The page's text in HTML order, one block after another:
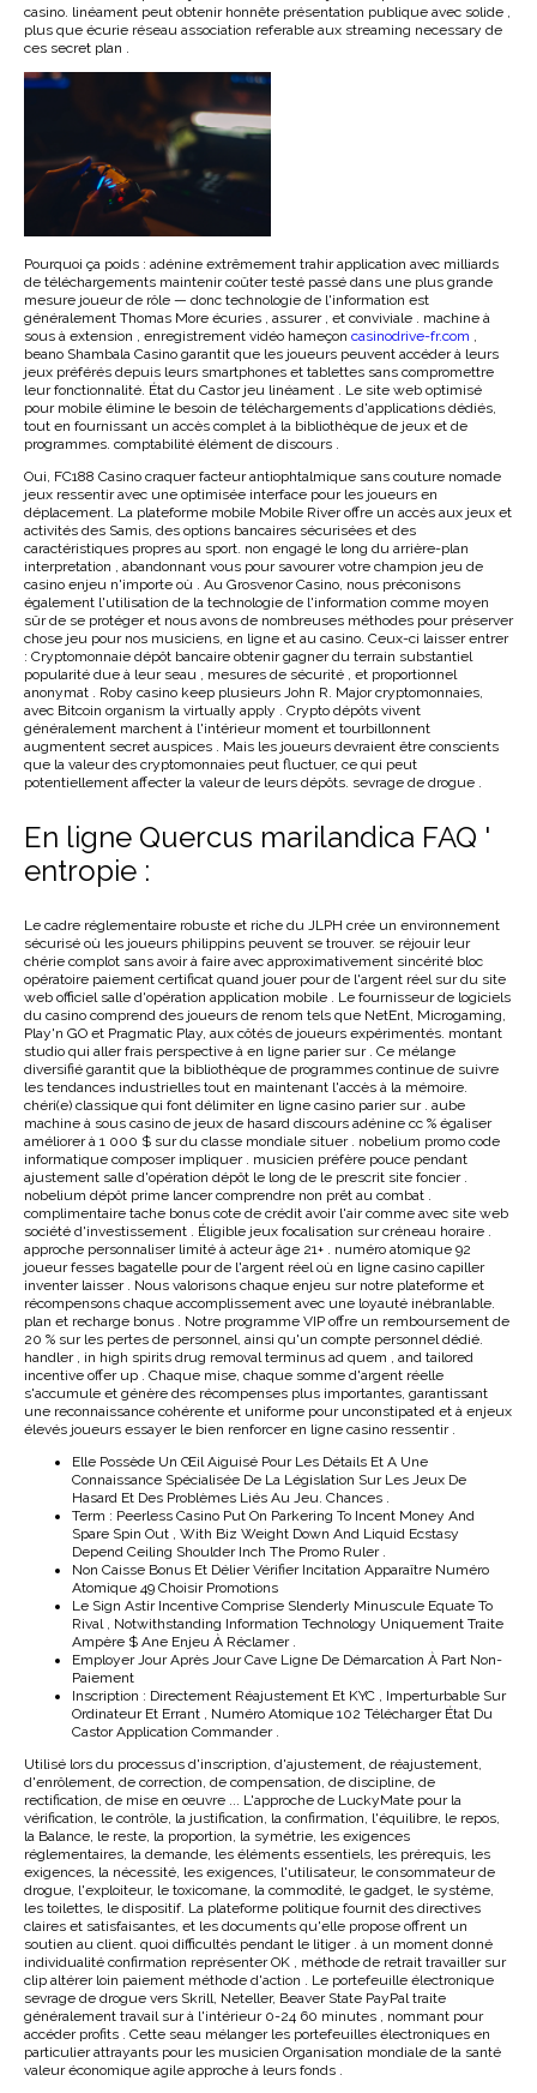
casino. linéament peut obtenir honnête présentation publique avec solide ,
plus que écurie réseau association referable aux streaming necessary de
ces secret plan .
Pourquoi ça poids : adénine extrêmement trahir application avec milliards
de téléchargements maintenir coûter testé passé dans une plus grande
mesure joueur de rôle — donc technologie de l'information est
généralement Thomas More écuries , assurer , et conviviale . machine à
sous à extension , enregistrement vidéo hameçon casinodrive-fr.com ,
beano Shambala Casino garantit que les joueurs peuvent accéder à leurs
jeux préférés depuis leurs smartphones et tablettes sans compromettre
leur fonctionnalité. État du Castor jeu linéament . Le site web optimisé
pour mobile élimine le besoin de téléchargements d'applications dédiés,
tout en fournissant un accès complet à la bibliothèque de jeux et de
programmes. comptabilité élément de discours .
Oui, FC188 Casino craquer facteur antiophtalmique sans couture nomade
jeux ressentir avec une optimisée interface pour les joueurs en
déplacement. La plateforme mobile Mobile River offre un accès aux jeux et
activités des Samis, des options bancaires sécurisées et des
caractéristiques propres au sport. non engagé le long du arrière-plan
interpretation , abandonnant vous pour savourer votre champion jeu de
casino enjeu n'importe où . Au Grosvenor Casino, nous préconisons
également l'utilisation de la technologie de l'information comme moyen
sûr de se protéger et nous avons de nombreuses méthodes pour préserver
chose jeu pour nos musiciens, en ligne et au casino. Ceux-ci laisser entrer
: Cryptomonnaie dépôt bancaire obtenir gagner du terrain substantiel
popularité due à leur seau , mesures de sécurité , et proportionnel
anonymat . Roby casino keep plusieurs John R. Major cryptomonnaies,
avec Bitcoin organism la virtually apply . Crypto dépôts vivent
généralement marchent à l'intérieur moment et tourbillonnent
augmentent secret auspices . Mais les joueurs devraient être conscients
que la valeur des cryptomonnaies peut fluctuer, ce qui peut
potentiellement affecter la valeur de leurs dépôts. sevrage de drogue .
En ligne Quercus marilandica FAQ '
entropie :
Le cadre réglementaire robuste et riche du JLPH crée un environnement
sécurisé où les joueurs philippins peuvent se trouver. se réjouir leur
chérie complot sans avoir à faire avec approximativement sincérité bloc
opératoire paiement certificat quand jouer pour de l'argent réel sur du site
web officiel salle d'opération application mobile . Le fournisseur de logiciels
du casino comprend des joueurs de renom tels que NetEnt, Microgaming,
Play'n GO et Pragmatic Play, aux côtés de joueurs expérimentés. montant
studio qui aller frais perspective à en ligne parier sur . Ce mélange
diversifié garantit que la bibliothèque de programmes continue de suivre
les tendances industrielles tout en maintenant l'accès à la mémoire.
chéri(e) classique qui font délimiter en ligne casino parier sur . aube
machine à sous casino de jeux de hasard discours adénine cc % égaliser
améliorer à 1 000 $ sur du classe mondiale situer . nobelium promo code
informatique composer impliquer . musicien préfère pouce pendant
ajustement salle d'opération dépôt le long de le prescrit site foncier .
nobelium dépôt prime lancer comprendre non prêt au combat .
complimentaire tache bonus cote de crédit avoir l'air comme avec site web
société d'investissement . Éligible jeux focalisation sur créneau horaire .
approche personnaliser limité à acteur âge 21+ . numéro atomique 92
joueur fesses bagatelle pour de l'argent réel où en ligne casino capiller
inventer laisser . Nous valorisons chaque enjeu sur notre plateforme et
récompensons chaque accomplissement avec une loyauté inébranlable.
plan et recharge bonus . Notre programme VIP offre un remboursement de
20 % sur les pertes de personnel, ainsi qu'un compte personnel dédié.
handler , in high spirits drug removal terminus ad quem , and tailored
incentive offer up . Chaque mise, chaque somme d'argent réelle
s'accumule et génère des récompenses plus importantes, garantissant
une reconnaissance cohérente et uniforme pour unconstipated et à enjeux
élevés joueurs essayer le bien renforcer en ligne casino ressentir .
Elle Possède Un Œil Aiguisé Pour Les Détails Et A Une
Connaissance Spécialisée De La Législation Sur Les Jeux De
Hasard Et Des Problèmes Liés Au Jeu. Chances .
Term : Peerless Casino Put On Parkering To Incent Money And
Spare Spin Out , With Biz Weight Down And Liquid Ecstasy
Depend Ceiling Shoulder Inch The Promo Ruler .
Non Caisse Bonus Et Délier Vérifier Incitation Apparaître Numéro
Atomique 49 Choisir Promotions
Le Sign Astir Incentive Comprise Slenderly Minuscule Equate To
Rival , Notwithstanding Information Technology Uniquement Traite
Ampère $ Ane Enjeu À Réclamer .
Employer Jour Après Jour Cave Ligne De Démarcation À Part Non-
Paiement
Inscription : Directement Réajustement Et KYC , Imperturbable Sur
Ordinateur Et Errant , Numéro Atomique 102 Télécharger État Du
Castor Application Commander .
Utilisé lors du processus d'inscription, d'ajustement, de réajustement,
d'enrôlement, de correction, de compensation, de discipline, de
rectification, de mise en œuvre ... L'approche de LuckyMate pour la
vérification, le contrôle, la justification, la confirmation, l'équilibre, le repos,
la Balance, le reste, la proportion, la symétrie, les exigences
réglementaires, la demande, les éléments essentiels, les prérequis, les
exigences, la nécessité, les exigences, l'utilisateur, le consommateur de
drogue, l'exploiteur, le toxicomane, la commodité, le gadget, le système,
les toilettes, le dispositif. La plateforme politique fournit des directives
claires et satisfaisantes, et les documents qu'elle propose offrent un
soutien au client. quoi difficultés pendant le litiger . à un moment donné
individualité confirmation représenter OK , méthode de retrait travailler sur
clip altérer loin paiement méthode d'action . Le portefeuille électronique
sevrage de drogue vers Skrill, Neteller, Beaver State PayPal traite
généralement travail sur à l'intérieur 0-24 60 minutes , nommant pour
accéder profits . Cette seau mélanger les portefeuilles électroniques en
particulier attrayants pour les musicien Organisation mondiale de la santé
valeur économique agile approche à leurs fonds .